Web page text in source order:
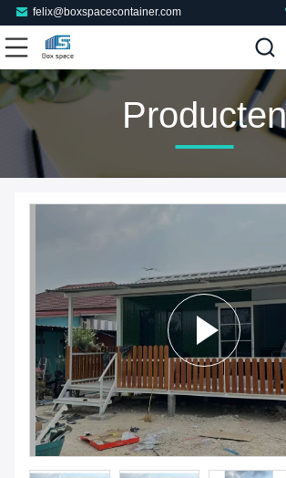
felix@boxspacecontainer.com
Producten